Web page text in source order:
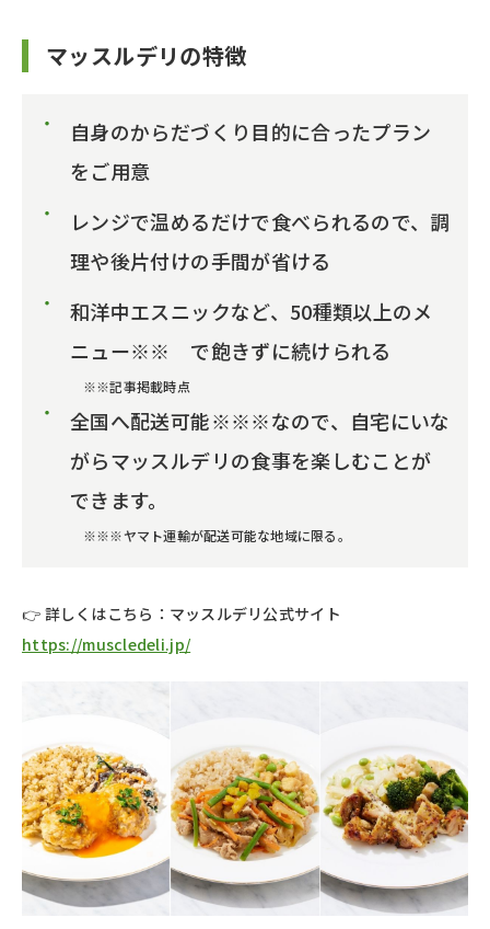
マッスルデリの特徴
自身のからだづくり目的に合ったプラン
をご用意
レンジで温めるだけで食べられるので、調
理や後片付けの手間が省ける
和洋中エスニックなど、50種類以上のメ
ニュー※※ で飽きずに続けられる
※※記事掲載時点
全国へ配送可能※※※なので、自宅にいな
がらマッスルデリの食事を楽しむことが
できます。
※※※ヤマト運輸が配送可能な地域に限る。
👉 詳しくはこちら：マッスルデリ公式サイト
https://muscledeli.jp/